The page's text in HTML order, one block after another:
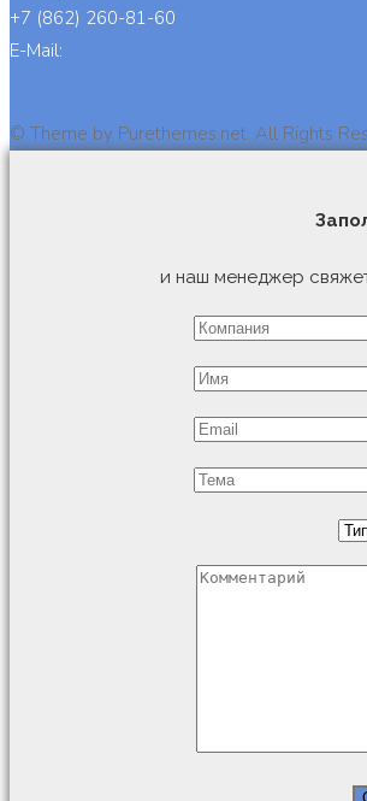
+7 (862) 260-81-60
E-Mail:
© Theme by Purethemes.net. All Rights
и наш менеджер